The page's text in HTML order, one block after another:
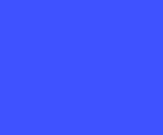
et les opérations